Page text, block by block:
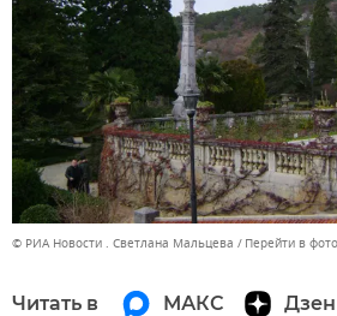
© РИА Новости . Светлана Мальцева Перейти в
Читать в МАКС Дзен